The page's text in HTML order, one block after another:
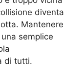
diventa
Mantenere
semplice
di tutti.